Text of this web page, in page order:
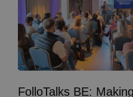
FolloTalks BE: